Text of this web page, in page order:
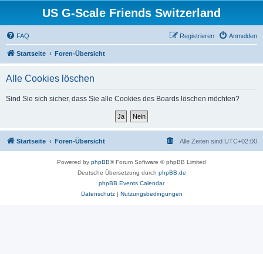
US G-Scale Friends Switzerland
FAQ Anmelden
Registrieren
Startseite Foren-Übersicht
Alle Cookies löschen
Sind Sie sich sicher, dass Sie alle Cookies des Boards löschen möchten?
Startseite Foren-Übersicht Alle Zeiten sind UTC+02:00
Powered by phpBB® Forum Software © phpBB Limited
Deutsche Übersetzung durch phpBB.de
phpBB Events Calendar
Datenschutz| Nutzungsbedingungen